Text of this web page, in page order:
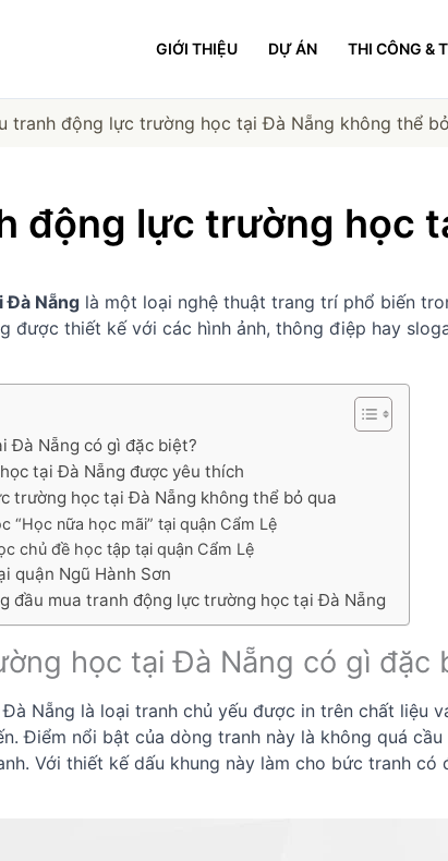
GIỚI THIỆU DỰ ÁN THI CÔNG &
tranh động lực trường học tại Đà Nẵng không thể
động lực trường học
Đà Nẵng là một loại nghệ thuật trang trí phổ biến
được thiết kế với các hình ảnh, thông điệp hay
Đà Nẵng có gì đặc biệt?
tại Đà Nẵng được yêu thích
trường học tại Đà Nẵng không thể bỏ qua
“Học nữa học mãi” tại quận Cẩm Lệ
chủ đề học tập tại quận Cẩm Lệ
quận Ngũ Hành Sơn
đầu mua tranh động lực trường học tại Đà Nẵng
học tại Đà Nẵng có gì đặc
Nẵng là loại tranh chủ yếu được in trên chất liệu
Điểm nổi bật của dòng tranh này là không quá
Với thiết kế dấu khung này làm cho bức tranh